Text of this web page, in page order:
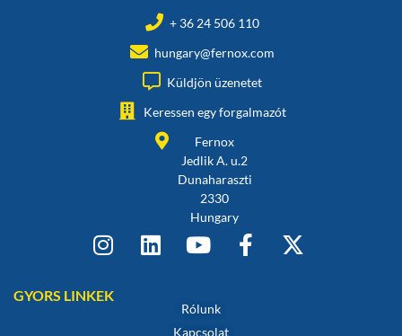
+ 36 24 506 110
hungary@fernox.com
Küldjön üzenetet
Keressen egy forgalmazót
Fernox
Jedlik A. u.2
Dunaharaszti
2330
Hungary
GYORS LINKEK
Rólunk
Kapcsolat